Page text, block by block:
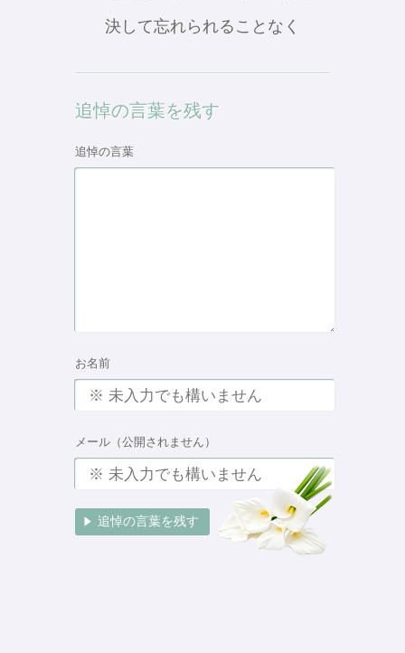
決して忘れられることなく
追悼の言葉を残す
追悼の言葉
お名前
メール（公開されません）